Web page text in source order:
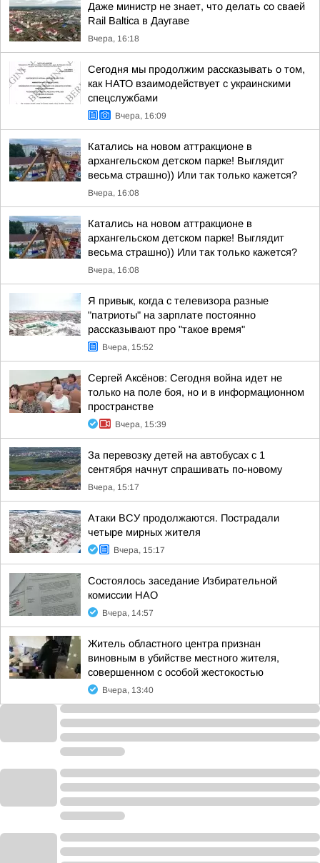
Даже министр не знает, что делать со сваей
Rail Baltica в Даугаве
Вчера, 16:18
Сегодня мы продолжим рассказывать о том,
как НАТО взаимодействует с украинскими
спецслужбами
Вчера, 16:09
Катались на новом аттракционе в
архангельском детском парке! Выглядит
весьма страшно)) Или так только кажется?
Вчера, 16:08
Катались на новом аттракционе в
архангельском детском парке! Выглядит
весьма страшно)) Или так только кажется?
Вчера, 16:08
Я привык, когда с телевизора разные
"патриоты" на зарплате постоянно
рассказывают про "такое время"
Вчера, 15:52
Сергей Аксёнов: Сегодня война идет не
только на поле боя, но и в информационном
пространстве
Вчера, 15:39
За перевозку детей на автобусах с 1
сентября начнут спрашивать по-новому
Вчера, 15:17
Атаки ВСУ продолжаются. Пострадали
четыре мирных жителя
Вчера, 15:17
Состоялось заседание Избирательной
комиссии НАО
Вчера, 14:57
Житель областного центра признан
виновным в убийстве местного жителя,
совершенном с особой жестокостью
Вчера, 13:40